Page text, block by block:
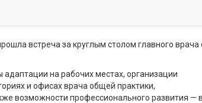
встреча за круглым столом главного врача
на рабочих местах, организации
и офисах врача общей практики,
возможности профессионального развития — в